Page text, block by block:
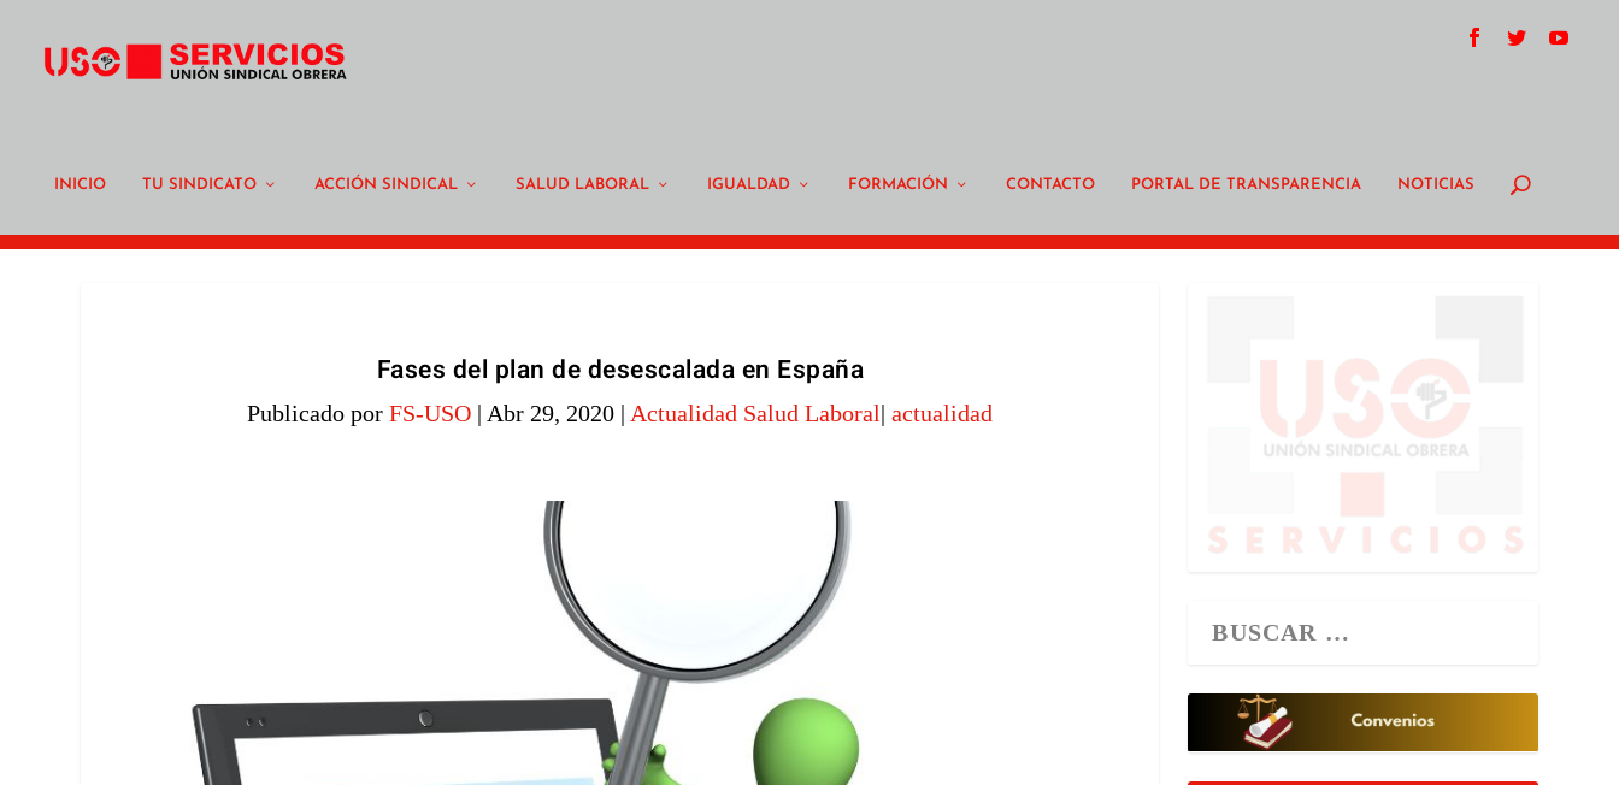
INICIO TU SINDICATO ACCIÓN SINDICAL SALUD LABORAL IGUALDAD FORMACIÓN CONTACTO PORTAL DE TRANSPARENCIA NOTICIAS
Fases del plan de desescalada en España
Publicado porFS-USO | Abr 29, 2020 | Actualidad Salud Laboral|actualidad